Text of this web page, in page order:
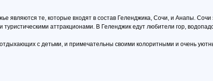
являются те, которые входят в состав Геленджика, Сочи, и Анапы. Сочи
аттракционами. В Геленджик едут любители гор,
с детьми, и примечательны своими колоритными и очень